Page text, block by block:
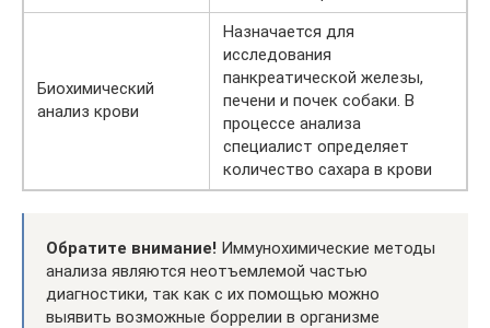
Биохимический
анализ крови
Назначается для
исследования
панкреатической железы,
печени и почек собаки. В
процессе анализа
специалист определяет
количество сахара в крови
Обратите внимание! Иммунохимические методы
анализа являются неотъемлемой частью
диагностики, так как с их помощью можно
выявить возможные боррелии в организме